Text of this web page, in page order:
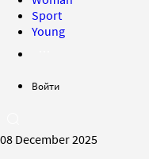
Sport
Young
Войти
08 December 2025